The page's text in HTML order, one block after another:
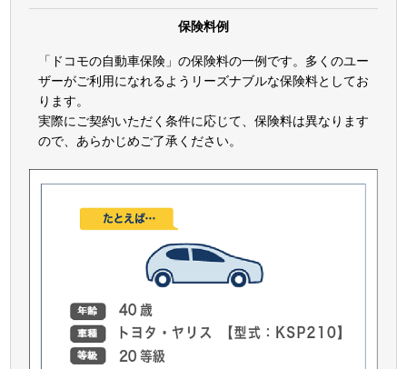
保険料例
「ドコモの自動車保険」の保険料の一例です。多くのユー
ザーがご利用になれるようリーズナブルな保険料としてお
ります。
実際にご契約いただく条件に応じて、保険料は異なります
ので、あらかじめご了承ください。